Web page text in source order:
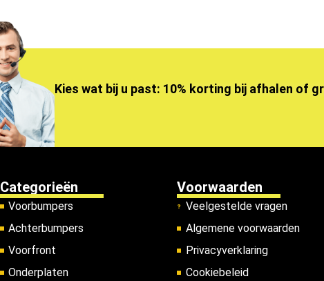
Kies wat bij u past: 10% korting bij afhalen of
Categorieën
Voorbumpers
Achterbumpers
Voorfront
Onderplaten
Voorwaarden
Veelgestelde vragen
Algemene voorwaarden
Privacyverklaring
Cookiebeleid